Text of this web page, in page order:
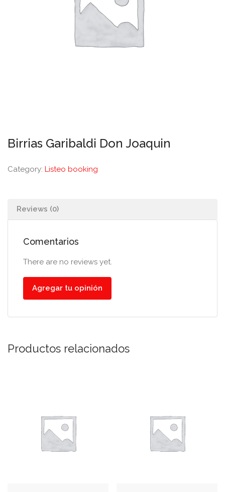
Birrias Garibaldi Don Joaquin
Category: Listeo booking
Reviews (0)
Comentarios
There are no reviews yet.
Agregar tu opinión
Productos relacionados